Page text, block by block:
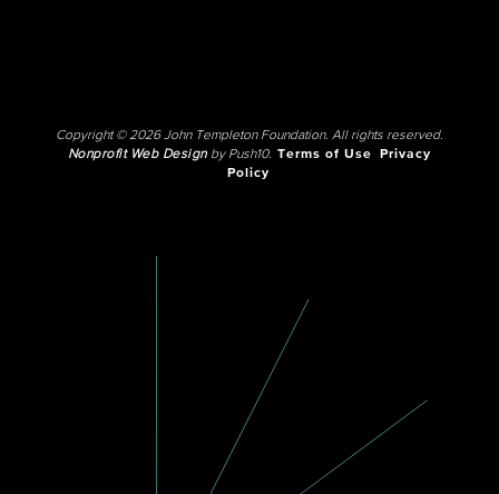
Copyright © 2026 John Templeton Foundation. All rights reserved.
Nonprofit Web Designby Push10. Terms of Use
Privacy
Policy